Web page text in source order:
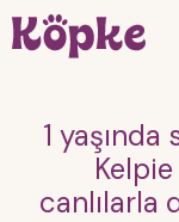
1
canlılarla